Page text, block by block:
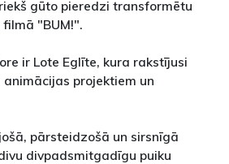
gūto pieredzi transformētu
"BUM!".
ir Lote Eglīte, kura rakstījusi
projektiem un
pārsteidzošā un sirsnīgā
divpadsmitgadīgu puiku